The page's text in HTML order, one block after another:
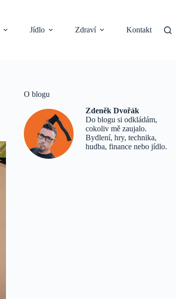
Jídlo Zdraví Kontakt
O blogu
Zdeněk Dvořák
Do blogu si odkládám,
cokoliv mě zaujalo.
Bydlení, hry, technika,
hudba, finance nebo jídlo.